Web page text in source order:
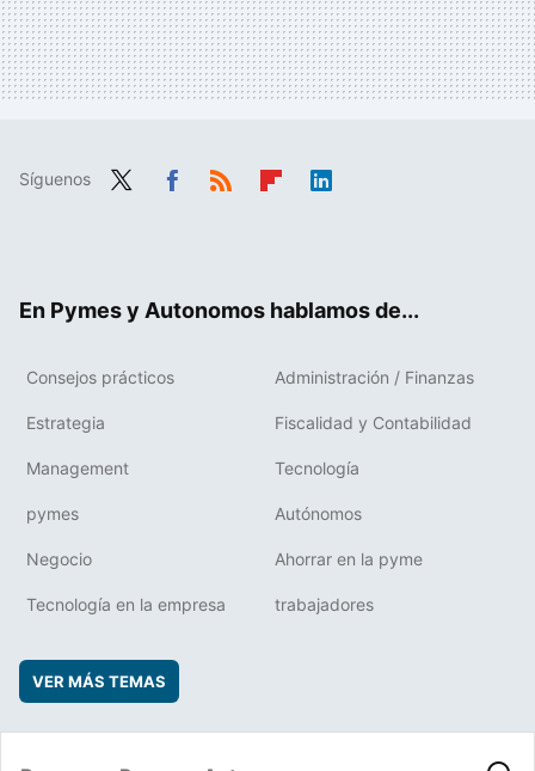
Síguenos
En Pymes y Autonomos hablamos de...
Consejos prácticos Administración / Finanzas
Estrategia Fiscalidad y Contabilidad
Management Tecnología
pymes Autónomos
Negocio Ahorrar en la pyme
Tecnología en la empresa trabajadores
VER MÁS TEMAS